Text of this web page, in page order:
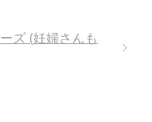
ズ (妊婦さんも